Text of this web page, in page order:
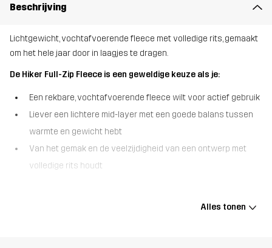
Beschrijving
Lichtgewicht, vochtafvoerende fleece met volledige rits, gemaakt
om het hele jaar door in laagjes te dragen.
De Hiker Full-Zip Fleece is een geweldige keuze als je:
Een rekbare, vochtafvoerende fleece wilt voor actief gebruik
Liever een lichtere mid-layer met een goede balans tussen
warmte en gewicht hebt
Van het gemak en de veelzijdigheid van een ontwerp met
volledige rits houdt
duurzame, vochtafvoerende microfleece die met je meebeweegt.
Alles tonen